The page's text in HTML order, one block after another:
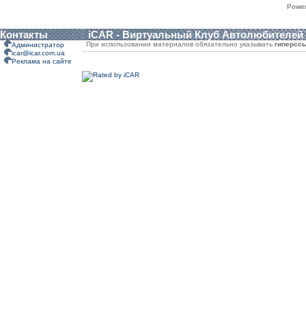
Контакты iCAR - Виртуальный Клуб Автолюбителей
Администратор
icar@icar.com.ua
Реклама на сайте
При использовании материалов обязательно указывать